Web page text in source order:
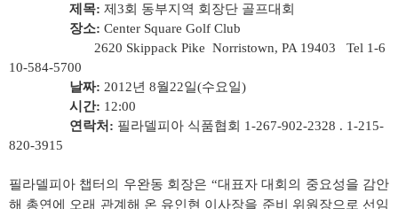
제목: 제3회 동부지역 회장단 골프대회
장소: Center Square Golf Club
2620 Skippack Pike Norristown, PA 19403 Tel 1-6
10-584-5700
날짜: 2012년 8월22일(수요일)
시간: 12:00
연락처: 필라델피아 식품협회 1-267-902-2328 . 1-215-
820-3915
필라델피아 챕터의 우완동 회장은 “대표자 대회의 중요성을 감안
해 총연에 오래 관계해 온 유인현 이사장을 준비 위원장으로 선임